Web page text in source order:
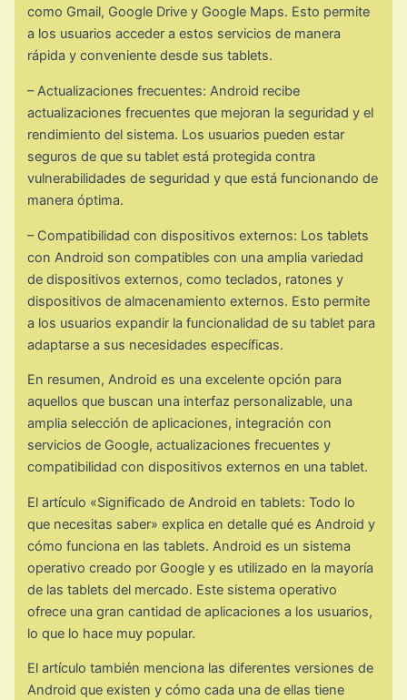
como Gmail, Google Drive y Google Maps. Esto permite
a los usuarios acceder a estos servicios de manera
rápida y conveniente desde sus tablets.
– Actualizaciones frecuentes: Android recibe
actualizaciones frecuentes que mejoran la seguridad y el
rendimiento del sistema. Los usuarios pueden estar
seguros de que su tablet está protegida contra
vulnerabilidades de seguridad y que está funcionando de
manera óptima.
– Compatibilidad con dispositivos externos: Los tablets
con Android son compatibles con una amplia variedad
de dispositivos externos, como teclados, ratones y
dispositivos de almacenamiento externos. Esto permite
a los usuarios expandir la funcionalidad de su tablet para
adaptarse a sus necesidades específicas.
En resumen, Android es una excelente opción para
aquellos que buscan una interfaz personalizable, una
amplia selección de aplicaciones, integración con
servicios de Google, actualizaciones frecuentes y
compatibilidad con dispositivos externos en una tablet.
El artículo «Significado de Android en tablets: Todo lo
que necesitas saber» explica en detalle qué es Android y
cómo funciona en las tablets. Android es un sistema
operativo creado por Google y es utilizado en la mayoría
de las tablets del mercado. Este sistema operativo
ofrece una gran cantidad de aplicaciones a los usuarios,
lo que lo hace muy popular.
El artículo también menciona las diferentes versiones de
Android que existen y cómo cada una de ellas tiene